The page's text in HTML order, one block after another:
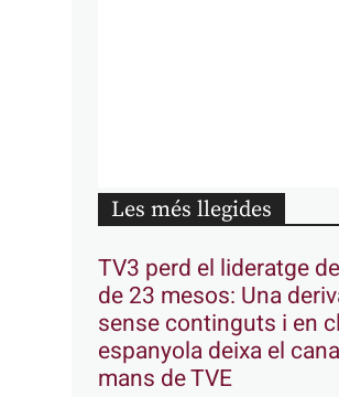
Les més llegides
TV3 perd el lideratge
de 23 mesos: Una
sense continguts i en
espanyola deixa el
mans de TVE